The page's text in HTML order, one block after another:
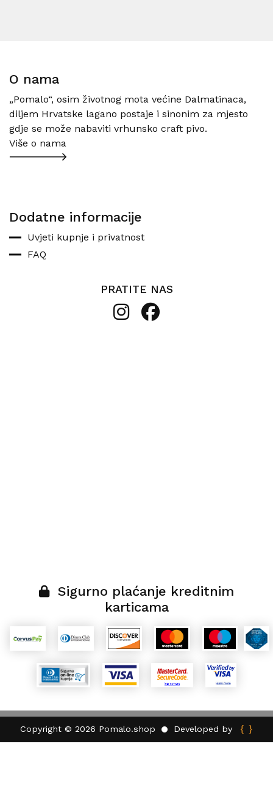
O nama
„Pomalo“, osim životnog mota većine Dalmatinaca,
diljem Hrvatske lagano postaje i sinonim za mjesto
gdje se može nabaviti vrhunsko craft pivo.
Više o nama
Dodatne informacije
Uvjeti kupnje i privatnost
FAQ
PRATITE NAS
Sigurno plaćanje kreditnim
karticama
Copyright © 2026 Pomalo.shop Developed by { }